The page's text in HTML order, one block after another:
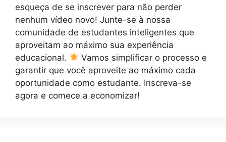
esqueça de se inscrever para não perder
nenhum vídeo novo! Junte-se à nossa
comunidade de estudantes inteligentes que
aproveitam ao máximo sua experiência
educacional.
Vamos simplificar o processo e
garantir que você aproveite ao máximo cada
oportunidade como estudante. Inscreva-se
agora e comece a economizar!